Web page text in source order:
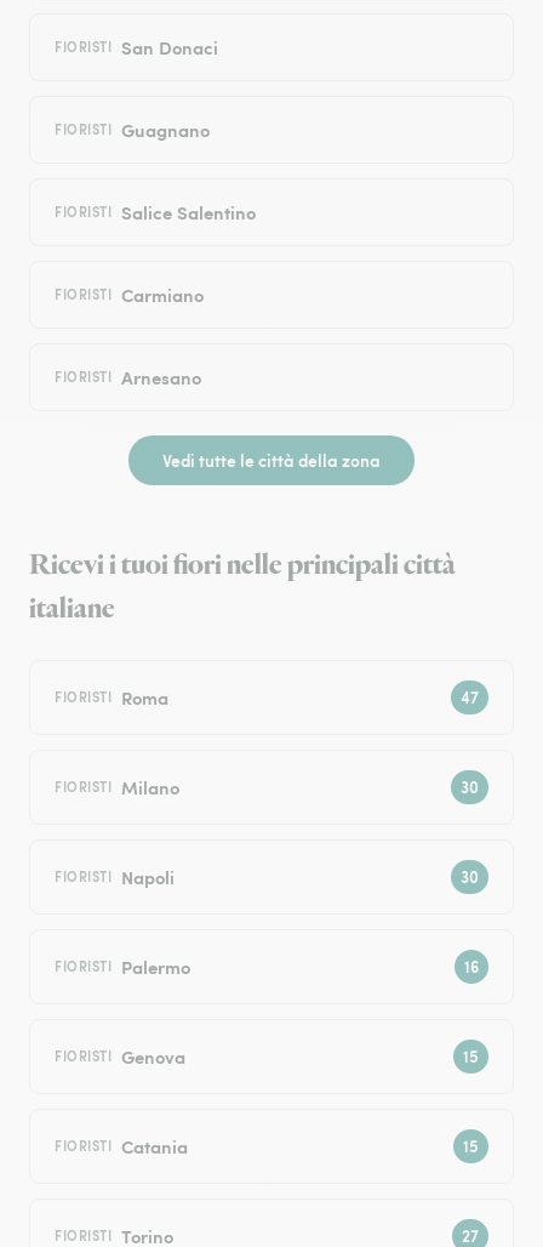
FIORISTI San Donaci
FIORISTI Guagnano
FIORISTI Salice Salentino
FIORISTI Carmiano
FIORISTI Arnesano
Vedi tutte le città della zona
Ricevi i tuoi fiori nelle principali città
italiane
FIORISTI Roma
FIORISTI Milano
FIORISTI Napoli
FIORISTI Palermo
FIORISTI Genova
FIORISTI Catania
FIORISTI Torino